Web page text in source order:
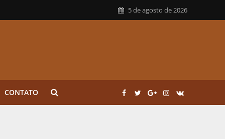
5 de agosto de 2026
CONTATO